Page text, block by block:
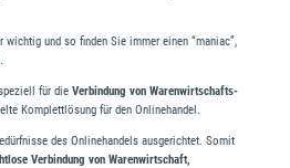
und so finden Sie immer einen “maniac”,
für die Verbindung von Warenwirtschafts-
Komplettlösung für den Onlinehandel.
des Onlinehandels ausgerichtet. Somit
Verbindung von Warenwirtschaft,